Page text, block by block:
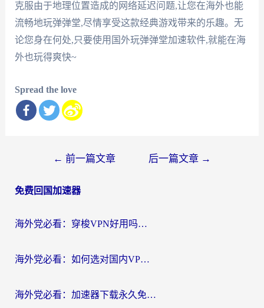
克服由于地理位置造成的网络延迟问题,让您在海外也能
流畅地玩弹弹堂,尽情享受这款经典游戏带来的乐趣。无
论您身在何处,只要使用国外玩弹弹堂加速软件,就能在海
外也玩得爽快~
Spread the love
导
← 前一篇文章 后一篇文章 →
免费回国加速器
海外党必看：穿梭VPN好用吗？和云帆VPN对比哪个回国效果更好？附真实测评+避坑指南
海外党必看：如何选对国内VPN，实现无缝访问国内资源？
海外党必看：加速器下载永久免费版真的存在吗？教你无缝访问国内资源的正确姿势